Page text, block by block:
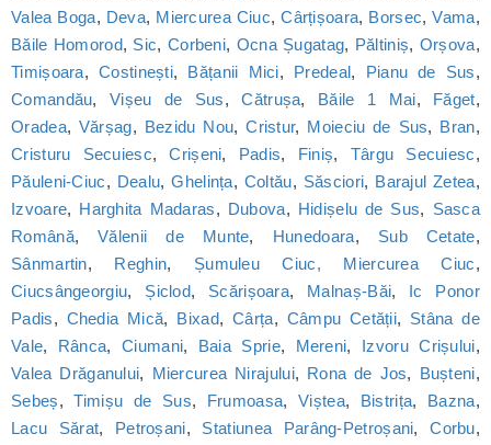
Valea Boga, Deva, Miercurea Ciuc,Cârțișoara, Borsec,Vama,
Băile Homorod, Sic, Corbeni, Ocna Șugatag, Păltiniș, Orșova,
Timișoara,Costinești, Bățanii Mici, Predeal, Pianu de Sus,
Comandău,Vișeu de Sus,Cătrușa, Băile 1 Mai, Făget,
Oradea, Vărșag, Bezidu Nou,Cristur, Moieciu de Sus, Bran,
Cristuru Secuiesc,Crișeni, Padis, Finiș, Târgu Secuiesc,
Păuleni-Ciuc, Dealu,Ghelința, Coltău, Săsciori, Barajul Zetea,
Izvoare, Harghita Madaras, Dubova, Hidișelu de Sus, Sasca
Română,Vălenii de Munte, Hunedoara, Sub Cetate,
Sânmartin, Reghin, Șumuleu Ciuc, Miercurea Ciuc,
Ciucsângeorgiu, Șiclod, Scărișoara, Malnaș-Băi, Ic Ponor
Padis, Chedia Mică, Bixad,Cârța, Câmpu Cetății, Stâna de
Vale, Rânca,Ciumani, Baia Sprie, Mereni, Izvoru Crișului,
Valea Drăganului, Miercurea Nirajului, Rona de Jos, Bușteni,
Sebeș,Timișu de Sus, Frumoasa,Viștea, Bistrița, Bazna,
Lacu Sărat, Petroșani, Statiunea Parâng-Petroșani,Corbu,